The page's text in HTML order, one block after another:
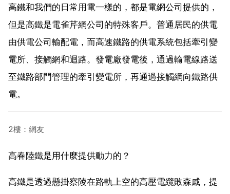
高鐵和我們的日常用電一樣的，都是電網公司提供的，
但是高鐵是電雀芹網公司的特殊客戶。普通居民的供電
由供電公司輸配電，而高速鐵路的供電系統包括牽引變
電所、接觸網和迴路。發電廠發電後，通過輸電線路送
至鐵路部門管理的牽引變電所，再通過接觸網向鐵路供
電。
2樓：網友
高春陸鐵是用什麼提供動力的？
高鐵是透過懸掛察陵在路軌上空的高壓電纜敗森戚，提